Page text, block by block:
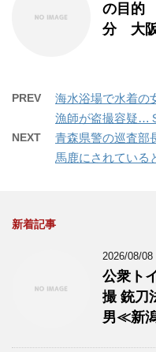
の目的
分 大
PREV
海水浴場で水着の
漁師が盗撮容疑…
NEXT
青森県警の巡査
馬鹿にされている
新着記事
2026/08/08
公衆ト
撮 銃刀
男≪新